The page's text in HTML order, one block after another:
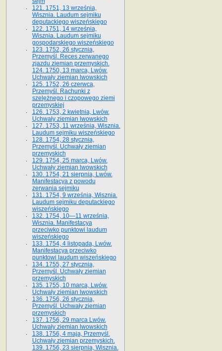
121. 1751, 13 września,
Wisznia. Laudum sejmiku
deputackiego wiszeńskiego
122. 1751, 14 września,
Wisznia. Laudum sejmiku
gospodarskiego wiszeńskiego
123. 1752, 26 stycznia,
Przemyśl. Reces zerwanego
zjazdu ziemian przemyskich.
124. 1750, 13 marca, Lwów.
Uchwały ziemian lwowskich
125. 1752, 26 czerwca,
Przemyśl. Rachunki z
szelężnego i czopowego ziemi
przemyskiej
126. 1753, 2 kwietnia, Lwów.
Uchwały ziemian lwowskich
127. 1753, 11 września, Wisznia.
Laudum sejmiku wiszeńskiego
128. 1754, 28 stycznia,
Przemyśl. Uchwały ziemian
przemyskich
129. 1754, 25 marca, Lwów.
Uchwały ziemian lwowskich
130. 1754, 21 sierpnia, Lwów.
Manifestacya z powodu
zerwania sejmiku
131. 1754, 9 września, Wisznia.
Laudum sejmiku deputackiego
wiszeńskiego
132. 1754, 10—11 września,
Wisznia. Manifestacya
przeciwko punktowi laudum
wiszeńskiego
133. 1754, 4 listopada, Lwów.
Manifestacya przeciwko
punktowi laudum wiszeńskiego
134. 1755, 27 stycznia,
Przemyśl. Uchwały ziemian
przemyskich
135. 1755, 10 marca, Lwów.
Uchwały ziemian lwowskich
136. 1756, 26 stycznia,
Przemyśl. Uchwały ziemian
przemyskich
137. 1756, 29 marca Lwów.
Uchwały ziemian lwowskich
138. 1756, 4 maja, Przemyśl.
Uchwały ziemian przemyskich.
139. 1756, 23 sierpnia, Wisznia.